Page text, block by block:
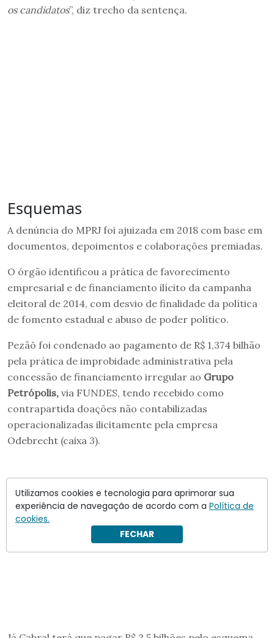
os candidatos”, diz trecho da sentença.
Esquemas
A denúncia do MPRJ foi ajuizada em 2018 com base em
documentos, depoimentos e colaborações premiadas.
O órgão identificou a prática de favorecimento
empresarial e de financiamento ilícito da campanha
eleitoral de 2014, com desvio de finalidade da política
de fomento estadual e abuso de poder político.
Pezãõ foi condenado ao pagamento de R$ 1,374 bilhão
pela prática de improbidade administrativa pela
concessão de financiamento irregular ao Grupo
Petrópolis, via FUNDES, tendo recebido como
contrapartida doações não contabilizadas
operacionalizadas ilicitamente pela empresa
Odebrecht (caixa 3).
Utilizamos cookies e tecnologia para aprimorar sua
experiência de navegação de acordo com a Política de
cookies.
FECHAR